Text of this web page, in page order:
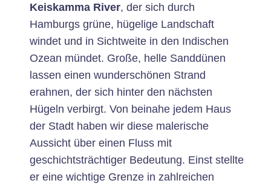
Keiskamma River, der sich durch
Hamburgs grüne, hügelige Landschaft
windet und in Sichtweite in den Indischen
Ozean mündet. Große, helle Sanddünen
lassen einen wunderschönen Strand
erahnen, der sich hinter den nächsten
Hügeln verbirgt. Von beinahe jedem Haus
der Stadt haben wir diese malerische
Aussicht über einen Fluss mit
geschichtsträchtiger Bedeutung. Einst stellte
er eine wichtige Grenze in zahlreichen